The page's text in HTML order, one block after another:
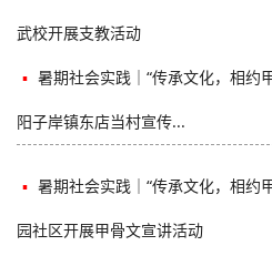
武校开展支教活动
▪ 暑期社会实践｜“传承文化，相约
阳子岸镇东店当村宣传...
▪ 暑期社会实践｜“传承文化，相约
园社区开展甲骨文宣讲活动